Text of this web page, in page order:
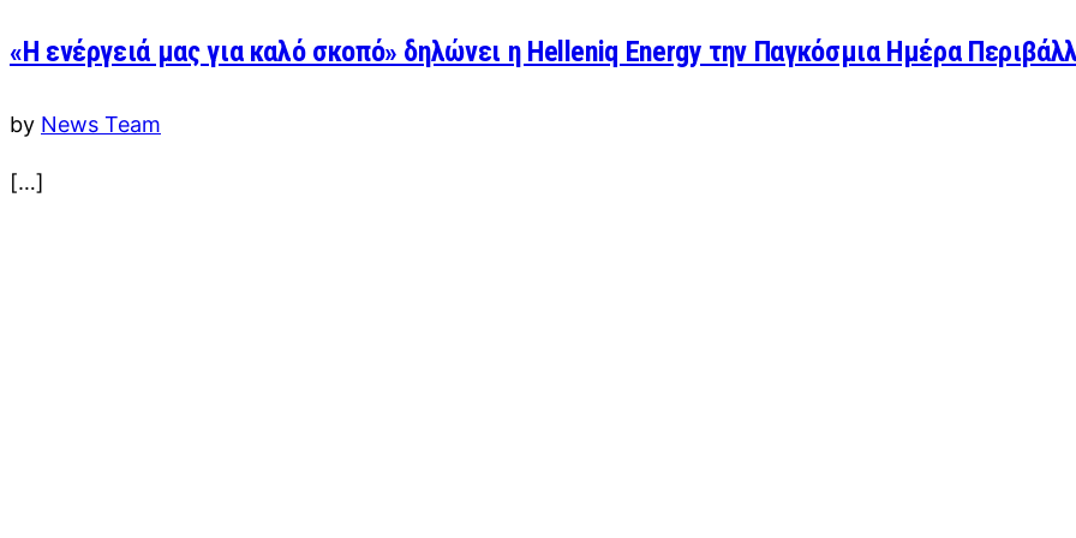
«Η ενέργειά μας για καλό σκοπό» δηλώνει η Helleniq Energy την Παγκόσμια Ημέρα
by News Team
[…]